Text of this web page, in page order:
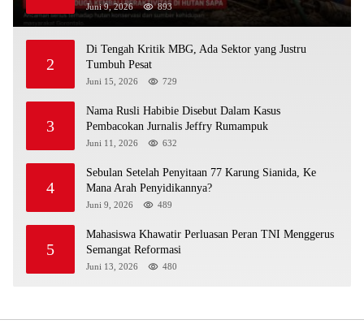
Juni 9, 2026 893
2
Di Tengah Kritik MBG, Ada Sektor yang Justru
Tumbuh Pesat
Juni 15, 2026 729
3
Nama Rusli Habibie Disebut Dalam Kasus
Pembacokan Jurnalis Jeffry Rumampuk
Juni 11, 2026 632
4
Sebulan Setelah Penyitaan 77 Karung Sianida, Ke
Mana Arah Penyidikannya?
Juni 9, 2026 489
5
Mahasiswa Khawatir Perluasan Peran TNI Menggerus
Semangat Reformasi
Juni 13, 2026 480